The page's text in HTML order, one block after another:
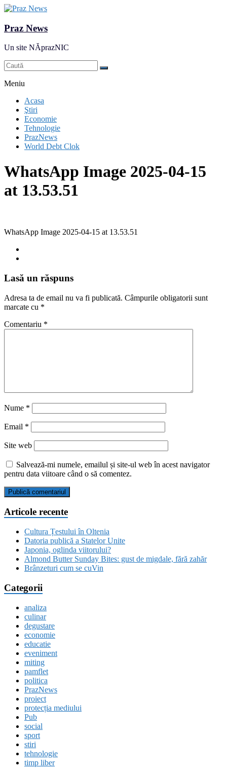
Praz News
Un site NĂprazNIC
Meniu
Acasa
Ştiri
Economie
Tehnologie
PrazNews
World Debt Clok
WhatsApp Image 2025-04-15
at 13.53.51
WhatsApp Image 2025-04-15 at 13.53.51
Lasă un răspuns
Adresa ta de email nu va fi publicată. Câmpurile obligatorii sunt
marcate cu *
Comentariu *
Nume *
Email *
Site web
Salvează-mi numele, emailul și site-ul web în acest navigator
pentru data viitoare când o să comentez.
Articole recente
Cultura Țestului în Oltenia
Datoria publică a Statelor Unite
Japonia, oglinda viitorului?
Almond Butter Sunday Bites: gust de migdale, fără zahăr
Brânzeturi cum se cuVin
Categorii
analiza
culinar
degustare
economie
educatie
eveniment
miting
pamflet
politica
PrazNews
proiect
protecția mediului
Pub
social
sport
stiri
tehnologie
timp liber